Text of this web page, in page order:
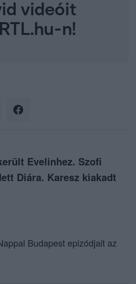
videóit
n!
Evelinhez. Szofi
Diára. Karesz kiakadt
Budapest epizódjait az